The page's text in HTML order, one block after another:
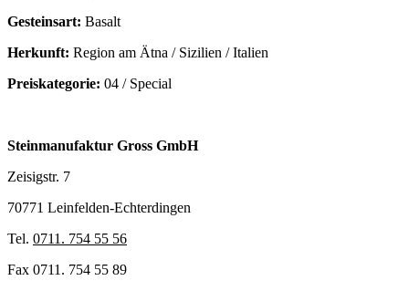
Gesteinsart: Basalt
Herkunft: Region am Ätna / Sizilien / Italien
Preiskategorie: 04 / Special
Steinmanufaktur Gross GmbH
Zeisigstr. 7
70771 Leinfelden-Echterdingen
Tel. 0711. 754 55 56
Fax 0711. 754 55 89